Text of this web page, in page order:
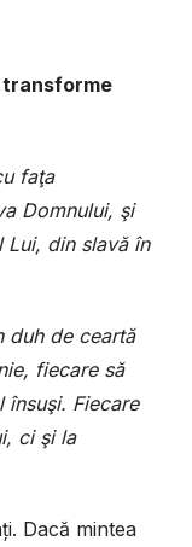
transforme
faţa
Domnului, şi
Lui, din slavă în
duh de ceartă
fiecare să
însuşi. Fiecare
ci şi la
Dacă mintea